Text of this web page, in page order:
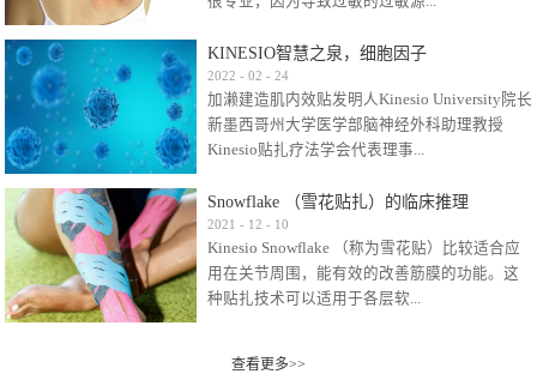
很多，比如试穿件衣服有时都会过敏，特定条
件下吃东西有时也会过敏，难道不吃不穿了？
其他品牌的在此我们不予评价，就KINESIO肌内
效贴布来说，40多年的研究开发制造肌内效贴
比如我本人，几乎天天接触KINESIO肌内效，无
论从皮肤适应性还是本人皮肤本身就不属于不
易过敏的那种，基本不会有过敏瘙痒的情况。
但是，当身体不适、休息不好、持续紧张等特
殊因素的影响下，有时还是会出现瘙痒过敏的
前后后居家近30天左右，感觉日子都日夜颠倒
KINESIO智慧之泉，细胞因子
2022 - 02 - 24
加濑建造肌内效贴发明人Kinesio University院长
新墨西哥州大学医学部脑神经外科助理教授
Kinesio贴扎疗法学会代表理事...
Kinesio Taping Association International
（KTAI）名誉会长 身体具有免疫、疼痛、细胞
破坏、发热、修复、增殖、再生等自然愈合能
力。 多作为细胞因子存在于皮肤表皮、真皮、
扎疗法）的效果是通过创造一个环境，使每种
Snowflake （雪花贴扎）的临床推理
2021 - 12 - 10
Kinesio Snowflake （称为雪花贴）比较适合应
用在关节周围，能有效的改善筋膜的功能。这
种贴扎技术可以适用于各层软...
组织:肌肉，肌腱，韧带（主要围绕有问题的关
查看更多>>